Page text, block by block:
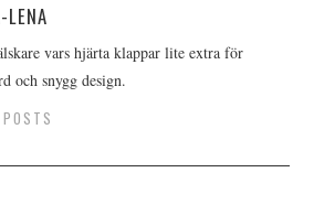
LENA
vars hjärta klappar lite extra för
och snygg design.